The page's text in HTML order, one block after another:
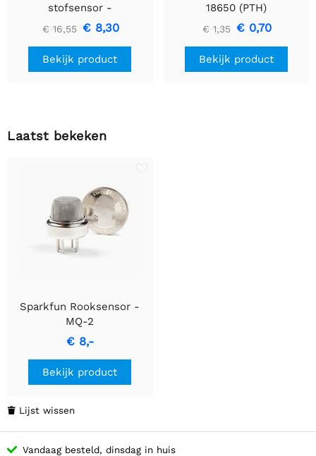
stofsensor -
GP2Y1010AU0F
€ 16,55 € 8,30
Bekijk product
18650 (PTH)
€ 1,35 € 0,70
Bekijk product
Laatst bekeken
Sparkfun Rooksensor -
MQ-2
€ 8,-
Bekijk product
 Lijst wissen
Vandaag besteld, dinsdag in huis